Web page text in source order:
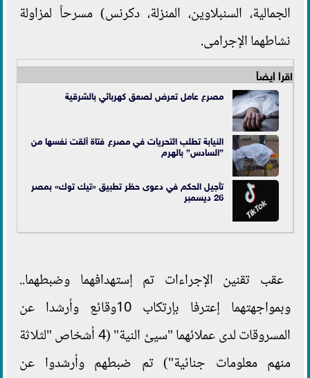
الجمالية، السنبلاوين، المنزلة، دكرنس) مسرحاً لمزاولة
نشاطهما الإجرامى.
اقرأ أيضاً
مصرع عامل تعرض لصعق كهربائي بالشرقية
النيابة تطلب التحريات في مصرع فتاة ألقت نفسها من
”السادس” بالهرم
تأجيل الحكم في دعوى حظر تطبيق «تيك توك» بمصر
26 ديسمبر
عقب تقنين الإجراءات تم إستهدافهما وضبطهما..
وبمواجهتهما إعترفا بإرتكاب 10وقائع وأرشدا عن
المسروقات لدى عملائهما "سيئ النية" (4 أشخاص "لثلاثة
منهم معلومات جنائية") تم ضبطهم وأرشدوا عن